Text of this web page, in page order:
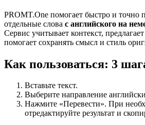
PROMT.One помогает быстро и точно
отдельные слова с английского на
Сервис учитывает контекст,
помогает сохранять смысл и стиль
Как пользоваться: 3
Вставьте текст.
Выберите направление
Нажмите «Перевести». При
отредактируйте результат и